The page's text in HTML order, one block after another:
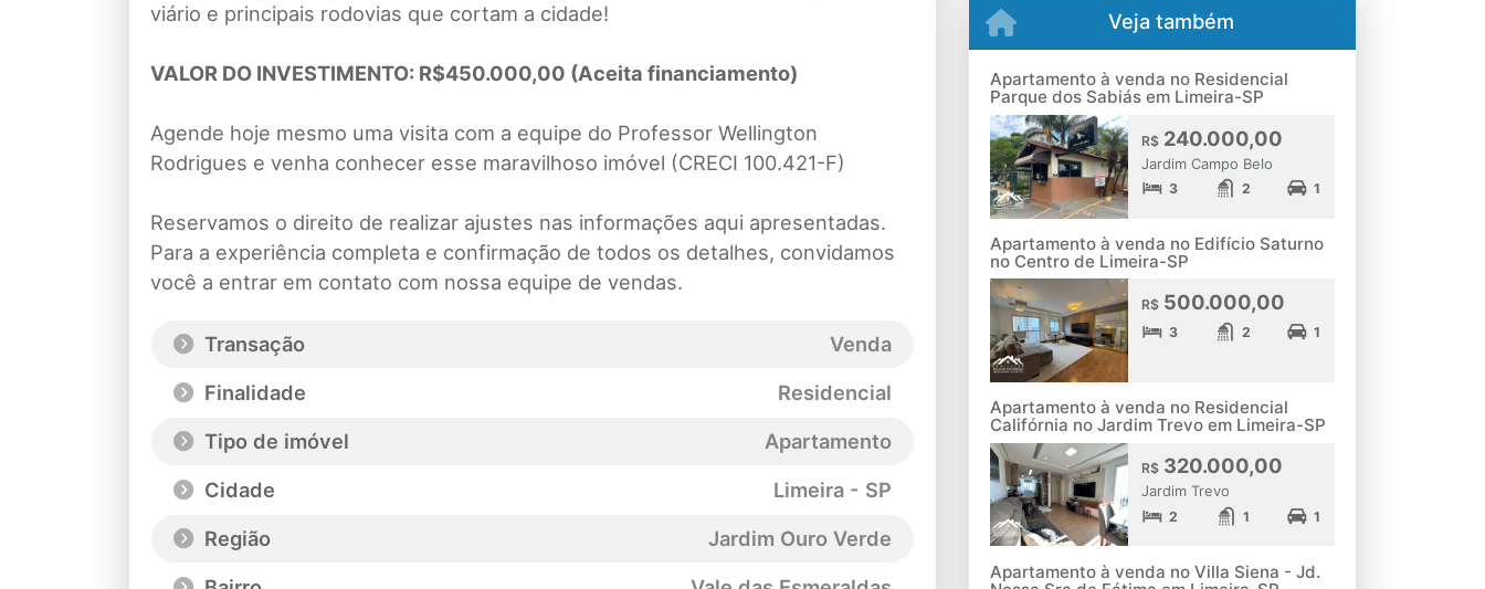
viário e principais rodovias que cortam a cidade!
VALOR DO INVESTIMENTO: R$450.000,00 (Aceita financiamento)
Agende hoje mesmo uma visita com a equipe do Professor Wellington
Rodrigues e venha conhecer esse maravilhoso imóvel (CRECI 100.421-F)
Reservamos o direito de realizar ajustes nas informações aqui apresentadas.
Para a experiência completa e confirmação de todos os detalhes, convidamos
você a entrar em contato com nossa equipe de vendas.
Transação
Venda
Finalidade
Residencial
Tipo de imóvel
Apartamento
Cidade
Limeira - SP
Região
Jardim Ouro Verde
Veja também
Apartamento à venda no Residencial
Parque dos Sabiás em Limeira-SP
R$240.000,00
Jardim Campo Belo
3 2 1
Apartamento à venda no Edifício Saturno
no Centro de Limeira-SP
R$500.000,00
3 2 1
Apartamento à venda no Residencial
Califórnia no Jardim Trevo em Limeira-SP
R$320.000,00
Jardim Trevo
2 1 1
Apartamento à venda no Villa Siena - Jd.